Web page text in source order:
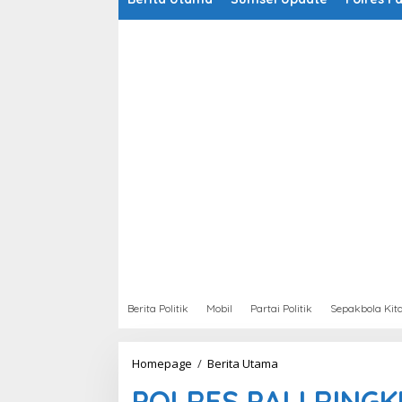
Berita Politik Mobil Partai Politik Sepakbola Kita
Homepage / Berita Utama